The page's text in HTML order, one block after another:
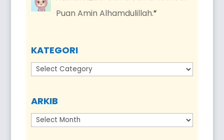
Puan Amin Alhamdulillah.”
KATEGORI
Kategori
ARKIB
Arkib